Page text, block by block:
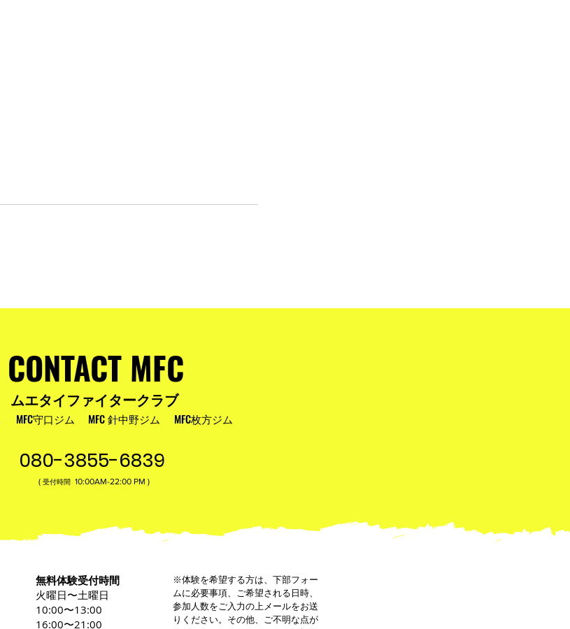
CONTACT MFC
ムエタイファイタークラブ
MFC守口ジム MFC枚方ジム
MFC 針中野ジム
080-3855-6839
( 受付時間 10:00AM-22:00​ PM )
無料体験受付時間
火曜日〜土曜日
10:00〜13:00
16:00〜21:00
※体験を希望する方は、下部フォー
ムに必要事項、ご希望される日時、
参加人数をご入力の上メールをお送
りください。その他、ご不明な点が